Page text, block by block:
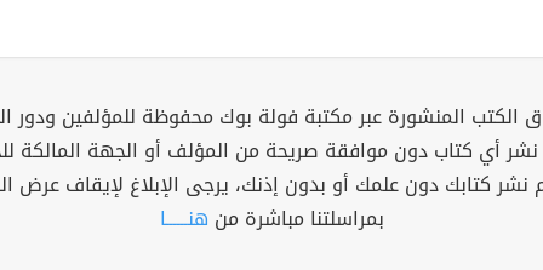
الكتب المنشورة عبر مكتبة فولة بوك محفوظة للمؤلفين ودور
نشر أي كتاب دون موافقة صريحة من المؤلف أو الجهة المالكة
نشر كتابك دون علمك أو بدون إذنك، يرجى الإبلاغ لإيقاف عرض
بمراسلتنا مباشرة من هنــــــا